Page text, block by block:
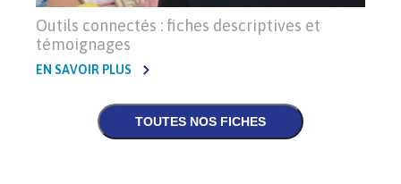
Outils connectés : fiches descriptives et
témoignages
EN SAVOIR PLUS